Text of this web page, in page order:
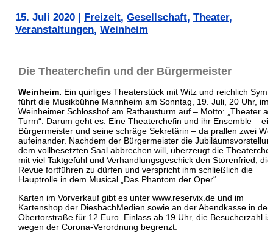
15. Juli 2020 Freizeit, Gesellschaft, Theater,
Veranstaltungen, Weinheim
Die Theaterchefin und der Bürgermeister
Weinheim. Ein quirliges Theaterstück mit Witz und reichlich
führt die Musikbühne Mannheim am Sonntag, 19. Juli, 20 Uhr, im
Weinheimer Schlosshof am Rathausturm auf – Motto: „Theater
Turm“. Darum geht es: Eine Theaterchefin und ihr Ensemble – ein
Bürgermeister und seine schräge Sekretärin – da prallen zwei
aufeinander. Nachdem der Bürgermeister die
dem vollbesetzten Saal abbrechen will, überzeugt die
mit viel Taktgefühl und Verhandlungsgeschick den Störenfried, die
Revue fortführen zu dürfen und verspricht ihm schließlich die
Hauptrolle in dem Musical „Das Phantom der Oper“.
Karten im Vorverkauf gibt es unter www.reservix.de und im
Kartenshop der DiesbachMedien sowie an der Abendkasse in der
Obertorstraße für 12 Euro. Einlass ab 19 Uhr, die Besucherzahl ist
wegen der Corona-Verordnung begrenzt.